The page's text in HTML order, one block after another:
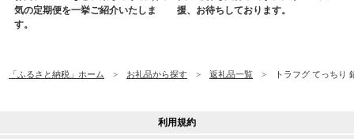
気の定期便を一挙ご紹介いたしま
す。
援、お待ちしております。
「ふるさと納税」ホーム お礼品から探す 返礼品一覧 トラフグ てっちり
利用規約